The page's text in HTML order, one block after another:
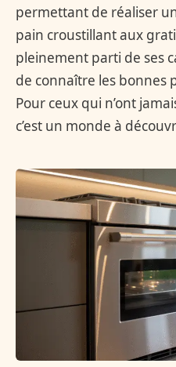
permettant de réaliser
pain croustillant aux
pleinement parti de ses
de connaître les bonnes
Pour ceux qui n’ont
c’est un monde à